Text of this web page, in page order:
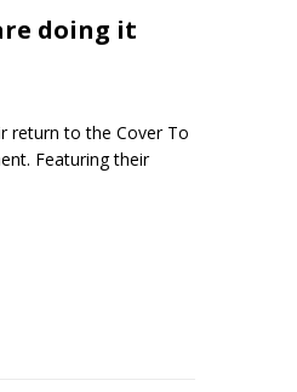
doing it
return to the Cover To
Featuring their